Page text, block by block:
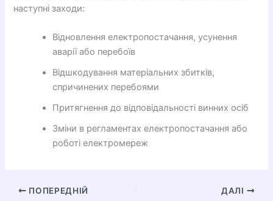
наступні заходи:
Відновлення електропостачання, усунення
аварії або перебоїв
Відшкодування матеріальних збитків,
спричинених перебоями
Притягнення до відповідальності винних осіб
Зміни в регламентах електропостачання або
роботі електромереж
ПОПЕРЕДНІЙ ДАЛІ